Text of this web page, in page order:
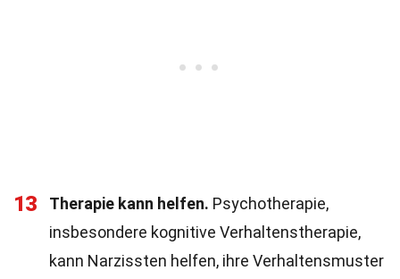
13 Therapie kann helfen. Psychotherapie,
insbesondere kognitive Verhaltenstherapie,
kann Narzissten helfen, ihre Verhaltensmuster